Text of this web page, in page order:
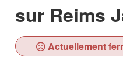
sur Reims
Actuellement